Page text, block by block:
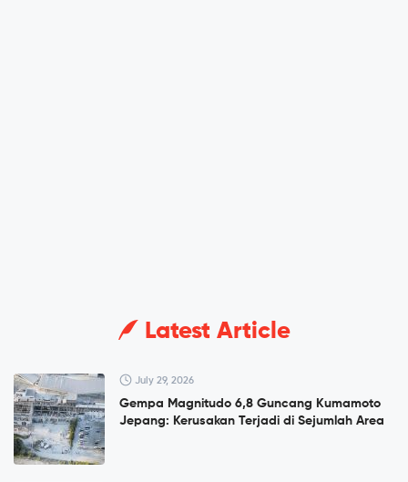
Latest Article
July 29, 2026
Gempa Magnitudo 6,8 Guncang Kumamoto
Jepang: Kerusakan Terjadi di Sejumlah Area